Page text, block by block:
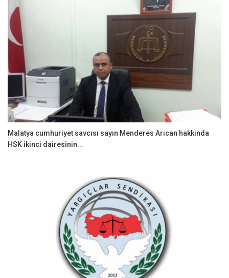
Malatya cumhuriyet savcısı sayın Menderes Arıcan hakkında
HSK ikinci dairesinin...